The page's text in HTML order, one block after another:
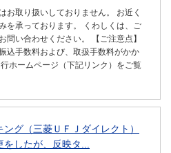
お取り扱いしておりません。 お近く
を承っております。 くわしくは、ご
問い合わせください。 【ご注意点】
込手数料および、取扱手数料がかか
ホームページ（下記リンク）をご覧
グ（三菱ＵＦＪダイレクト）
したが、反映タ...